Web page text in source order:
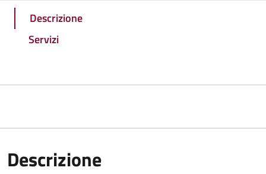
Descrizione
Servizi
Descrizione